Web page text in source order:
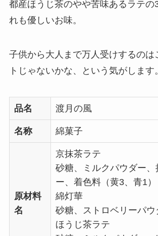
都産ほうじ茶のやや苦味あるラテの
れも優しいお味。
子供から大人まで万人受けするのは
トじゃないかな、という気がします。
品名 渡月の風
名称 綿菓子
原材料
名
京抹茶ラテ
砂糖、ミルクパウダー
ー、着色料（黄3、青1）
綿灯華
砂糖、ストロベリーパウ
ほうじ茶ラテ